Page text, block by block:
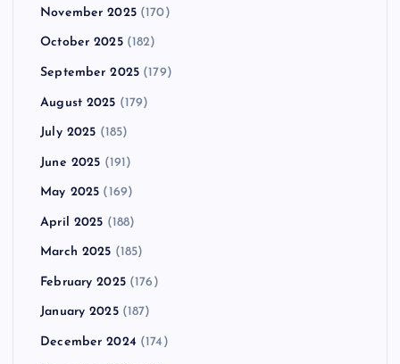
November 2025(170)
October 2025(182)
September 2025 (179)
August 2025 (179)
July 2025 (185)
June 2025 (191)
May 2025 (169)
April 2025 (188)
March 2025 (185)
February 2025(176)
January 2025(187)
December 2024 (174)